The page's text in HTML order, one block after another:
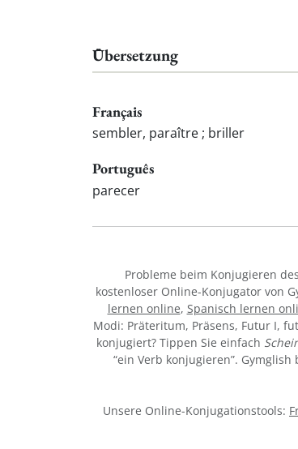
Übersetzung
Français
sembler, paraître ; briller
Português
parecer
Probleme beim Konjugieren
kostenloser Online-Konjugator von
lernen online, Spanisch lernen
Modi: Präteritum, Präsens, Futur I,
konjugiert? Tippen Sie einfach
“ein Verb konjugieren”.
Unsere Online-Konjugationstools: